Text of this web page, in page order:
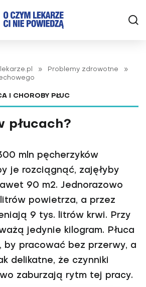
» Problemy zdrowotne
»
I CHOROBY PŁUC
płucach?
mln pęcherzyków
je rozciągnąć, zajęłyby
90 m2. Jednorazowo
powietrza, a przez
9 tys. litrów krwi. Przy
jedynie kilogram. Płuca
by pracować bez przerwy, a
delikatne, że czynniki
zaburzają rytm tej pracy.